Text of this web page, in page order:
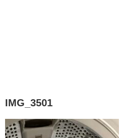
IMG_3501